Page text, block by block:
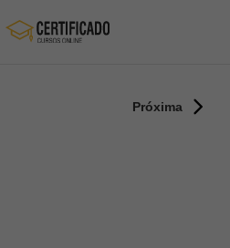
Próxima